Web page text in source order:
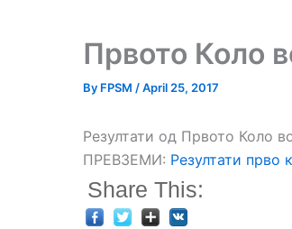
Првото Коло
By FPSM /April 25, 2017
Резултати од Првото Коло
ПРЕВЗЕМИ: Резултати прво
Share This: